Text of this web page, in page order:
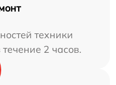
техники
2 часов.